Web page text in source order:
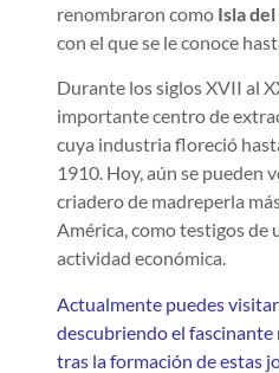
renombraron como Isla
con el que se le conoce
Durante los siglos XVII al
importante centro de
cuya industria floreció
1910. Hoy, aún se pueden
criadero de madreperla
América, como testigos de
actividad económica.
Actualmente puedes
descubriendo el fascinante
tras la formación de estas